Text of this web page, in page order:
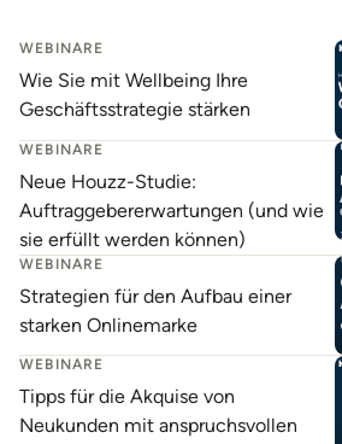
WEBINARE
Wie Sie mit Wellbeing Ihre
Geschäftsstrategie stärken
WEBINARE
Neue Houzz-Studie:
Auftraggebererwartungen (und wie
sie erfüllt werden können)
WEBINARE
Strategien für den Aufbau einer
starken Onlinemarke
WEBINARE
Tipps für die Akquise von
Neukunden mit anspruchsvollen